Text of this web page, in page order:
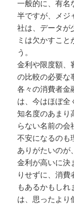
一般的に、有名
半ですが、メジ
社は、データが
ミは欠かすこと
う。
金利や限度額、
の比較の必要な
各々の消費者金
は、今はほぼ全
知名度のあまり
らない名前の会
不安になるのも
ありがたいのが
金利が高いに決
りせずに、消
もあるかもし
は、思ったより